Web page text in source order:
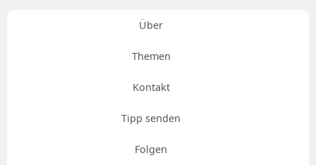
Über
Themen
Kontakt
Tipp senden
Folgen